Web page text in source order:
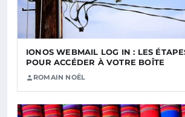
IONOS WEBMAIL LOG IN : LES
POUR ACCÉDER À VOTRE BOÎTE
ROMAIN NOËL